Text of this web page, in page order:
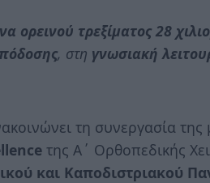
ορεινού τρεξίματος 28
, στη γνωσιακή
τη συνεργασία της
της Α΄ Ορθοπεδικής
και Καποδιστριακού